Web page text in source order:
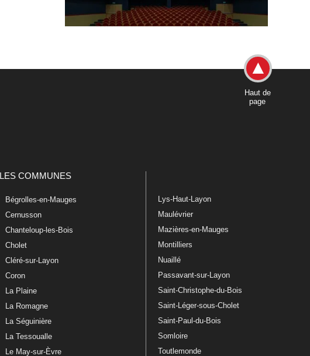
Haut de
page
LES COMMUNES
Bégrolles-en-Mauges
Cernusson
Chanteloup-les-Bois
Cholet
Cléré-sur-Layon
Coron
La Plaine
La Romagne
La Séguinière
La Tessoualle
Le May-sur-Èvre
Lys-Haut-Layon
Maulévrier
Mazières-en-Mauges
Montilliers
Nuaillé
Passavant-sur-Layon
Saint-Christophe-du-Bois
Saint-Léger-sous-Cholet
Saint-Paul-du-Bois
Somloire
Toutlemonde